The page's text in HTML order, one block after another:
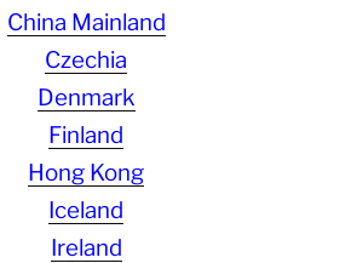
China Mainland
Czechia
Denmark
Finland
Hong Kong
Iceland
Ireland